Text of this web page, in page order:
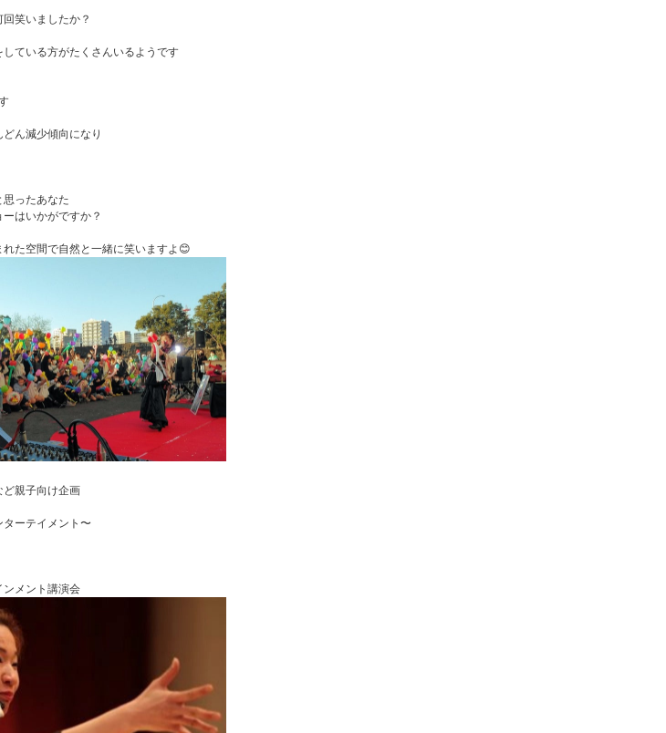
笑いましたか？
ている方がたくさんいるようです
ん減少傾向になり
ったあなた
はいかがですか？
た空間で自然と一緒に笑いますよ😊
親子向け企画
ーテイメント〜
ンメント講演会